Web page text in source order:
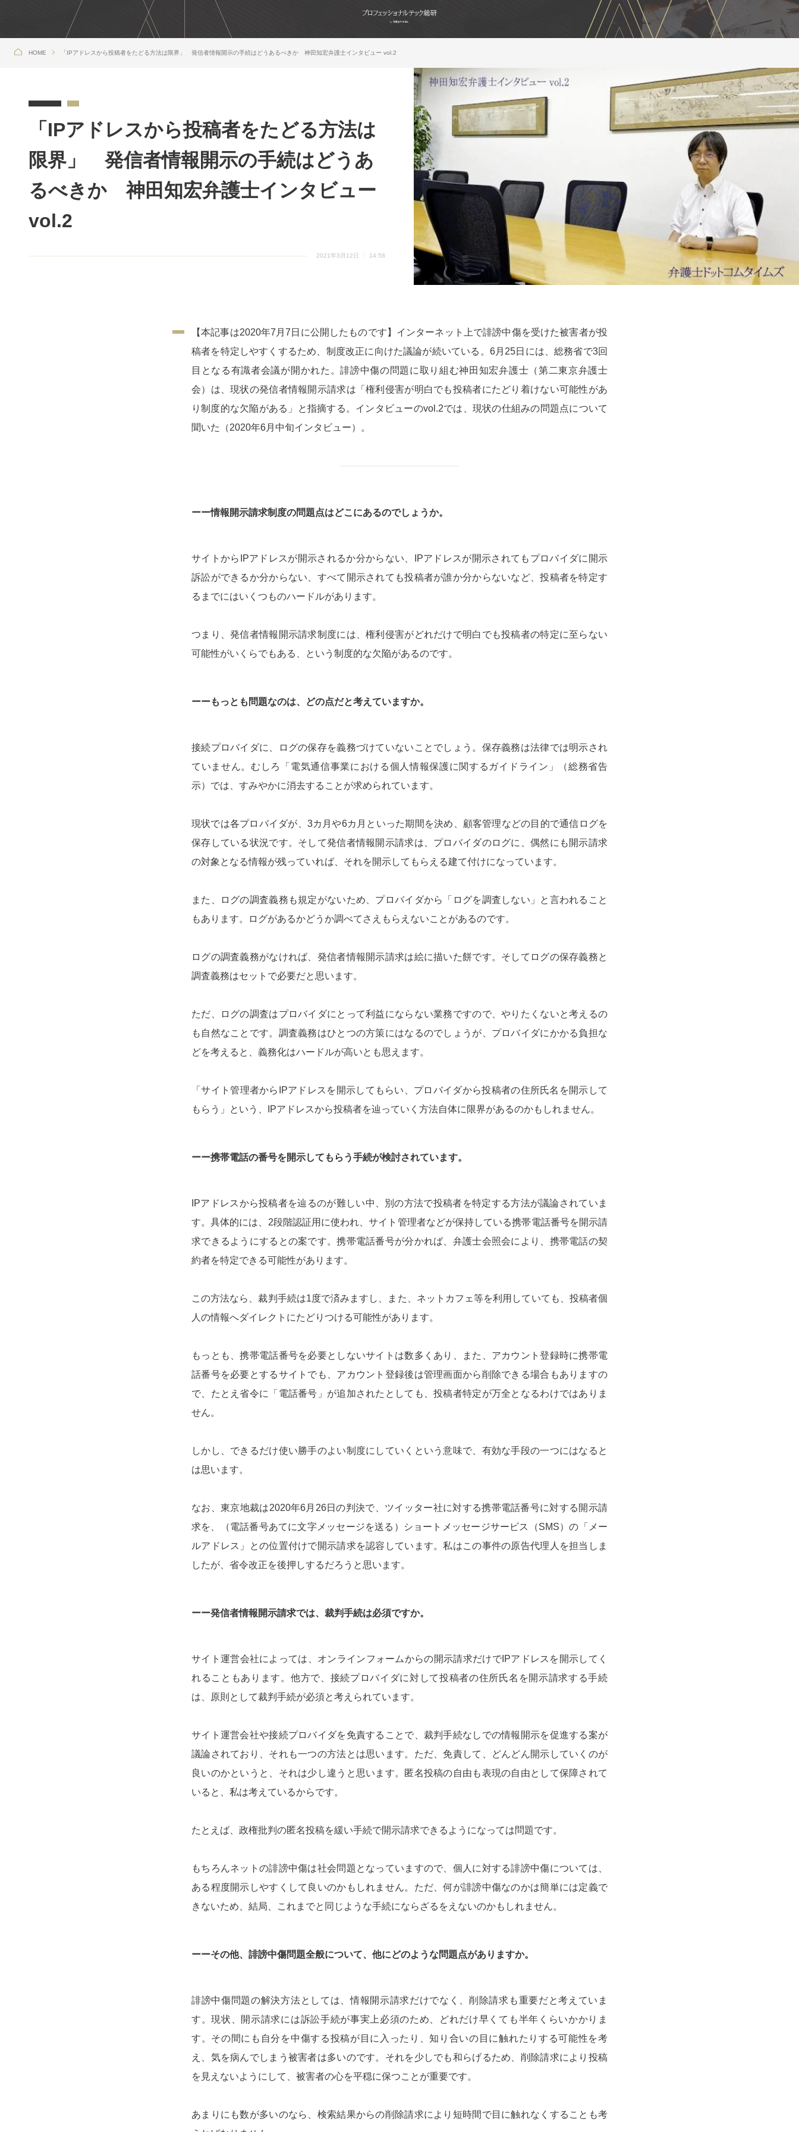
HOME 「IPアドレスから投稿者をたどる方法は限界」 発信者情報開示の手続はどうあるべきか 神田知宏弁護士インタビュー vol.2
「IPアドレスから投稿者をたどる方法は
限界」 発信者情報開示の手続はどうあ
るべきか 神田知宏弁護士インタビュー
vol.2
2021年3月12日 14:58
【本記事は2020年7月7日に公開したものです】インターネット上で誹謗中傷を受けた被害者が投
稿者を特定しやすくするため、制度改正に向けた議論が続いている。6月25日には、総務省で3回
目となる有識者会議が開かれた。誹謗中傷の問題に取り組む神田知宏弁護士（第二東京弁護士
会）は、現状の発信者情報開示請求は「権利侵害が明白でも投稿者にたどり着けない可能性があ
り制度的な欠陥がある」と指摘する。インタビューのvol.2では、現状の仕組みの問題点について
聞いた（2020年6月中旬インタビュー）。
ーー情報開示請求制度の問題点はどこにあるのでしょうか。
サイトからIPアドレスが開示されるか分からない、IPアドレスが開示されてもプロバイダに開示
訴訟ができるか分からない、すべて開示されても投稿者が誰か分からないなど、投稿者を特定す
るまでにはいくつものハードルがあります。
つまり、発信者情報開示請求制度には、権利侵害がどれだけで明白でも投稿者の特定に至らない
可能性がいくらでもある、という制度的な欠陥があるのです。
ーーもっとも問題なのは、どの点だと考えていますか。
接続プロバイダに、ログの保存を義務づけていないことでしょう。保存義務は法律では明示され
ていません。むしろ「電気通信事業における個人情報保護に関するガイドライン」（総務省告
示）では、すみやかに消去することが求められています。
現状では各プロバイダが、3カ月や6カ月といった期間を決め、顧客管理などの目的で通信ログを
保存している状況です。そして発信者情報開示請求は、プロバイダのログに、偶然にも開示請求
の対象となる情報が残っていれば、それを開示してもらえる建て付けになっています。
また、ログの調査義務も規定がないため、プロバイダから「ログを調査しない」と言われること
もあります。ログがあるかどうか調べてさえもらえないことがあるのです。
ログの調査義務がなければ、発信者情報開示請求は絵に描いた餅です。そしてログの保存義務と
調査義務はセットで必要だと思います。
ただ、ログの調査はプロバイダにとって利益にならない業務ですので、やりたくないと考えるの
も自然なことです。調査義務はひとつの方策にはなるのでしょうが、プロバイダにかかる負担な
どを考えると、義務化はハードルが高いとも思えます。
「サイト管理者からIPアドレスを開示してもらい、プロバイダから投稿者の住所氏名を開示して
もらう」という、IPアドレスから投稿者を辿っていく方法自体に限界があるのかもしれません。
ーー携帯電話の番号を開示してもらう手続が検討されています。
IPアドレスから投稿者を辿るのが難しい中、別の方法で投稿者を特定する方法が議論されていま
す。具体的には、2段階認証用に使われ、サイト管理者などが保持している携帯電話番号を開示請
求できるようにするとの案です。携帯電話番号が分かれば、弁護士会照会により、携帯電話の契
約者を特定できる可能性があります。
この方法なら、裁判手続は1度で済みますし、また、ネットカフェ等を利用していても、投稿者個
人の情報へダイレクトにたどりつける可能性があります。
もっとも、携帯電話番号を必要としないサイトは数多くあり、また、アカウント登録時に携帯電
話番号を必要とするサイトでも、アカウント登録後は管理画面から削除できる場合もありますの
で、たとえ省令に「電話番号」が追加されたとしても、投稿者特定が万全となるわけではありま
せん。
しかし、できるだけ使い勝手のよい制度にしていくという意味で、有効な手段の一つにはなると
は思います。
なお、東京地裁は2020年6月26日の判決で、ツイッター社に対する携帯電話番号に対する開示請
求を、（電話番号あてに文字メッセージを送る）ショートメッセージサービス（SMS）の「メー
ルアドレス」との位置付けで開示請求を認容しています。私はこの事件の原告代理人を担当しま
したが、省令改正を後押しするだろうと思います。
ーー発信者情報開示請求では、裁判手続は必須ですか。
サイト運営会社によっては、オンラインフォームからの開示請求だけでIPアドレスを開示してく
れることもあります。他方で、接続プロバイダに対して投稿者の住所氏名を開示請求する手続
は、原則として裁判手続が必須と考えられています。
サイト運営会社や接続プロバイダを免責することで、裁判手続なしでの情報開示を促進する案が
議論されており、それも一つの方法とは思います。ただ、免責して、どんどん開示していくのが
良いのかというと、それは少し違うと思います。匿名投稿の自由も表現の自由として保障されて
いると、私は考えているからです。
たとえば、政権批判の匿名投稿を緩い手続で開示請求できるようになっては問題です。
もちろんネットの誹謗中傷は社会問題となっていますので、個人に対する誹謗中傷については、
ある程度開示しやすくして良いのかもしれません。ただ、何が誹謗中傷なのかは簡単には定義で
きないため、結局、これまでと同じような手続にならざるをえないのかもしれません。
ーーその他、誹謗中傷問題全般について、他にどのような問題点がありますか。
誹謗中傷問題の解決方法としては、情報開示請求だけでなく、削除請求も重要だと考えていま
す。現状、開示請求には訴訟手続が事実上必須のため、どれだけ早くても半年くらいかかりま
す。その間にも自分を中傷する投稿が目に入ったり、知り合いの目に触れたりする可能性を考
え、気を病んでしまう被害者は多いのです。それを少しでも和らげるため、削除請求により投稿
を見えないようにして、被害者の心を平穏に保つことが重要です。
あまりにも数が多いのなら、検索結果からの削除請求により短時間で目に触れなくすることも考